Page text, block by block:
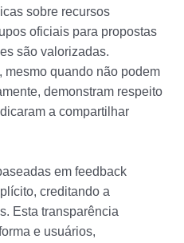
sobre recursos
oficiais para propostas
são valorizadas.
mesmo quando não podem
demonstram respeito
a compartilhar
em feedback
creditando a
Esta transparência
e usuários,